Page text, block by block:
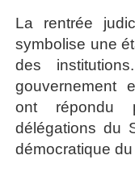
La rentrée
symbolise une
des
gouvernement
ont répondu
délégations du
démocratique